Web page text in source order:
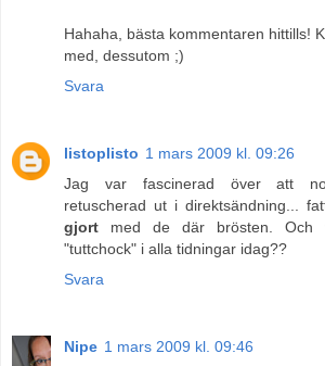
Hahaha, bästa kommentaren hittills!
med, dessutom ;)
Svara
listoplisto 1 mars 2009 kl. 09:26
Jag var fascinerad över att
retuscherad ut i direktsändning...
gjort med de där brösten. Och
"tuttchock" i alla tidningar idag??
Svara
Nipe 1 mars 2009 kl. 09:46